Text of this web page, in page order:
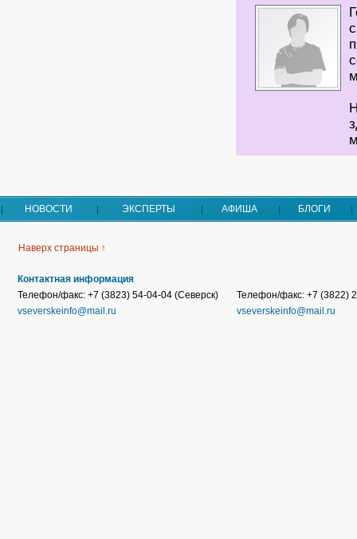
НОВОСТИ ЭКСПЕРТЫ АФИША БЛОГИ
Наверх страницы ↑
Контактная информация
Телефон/факс: +7 (3823) 54-04-04 (Северск)
vseverskeinfo@mail.ru
Телефон/факс: +7 (3822)
vseverskeinfo@mail.ru